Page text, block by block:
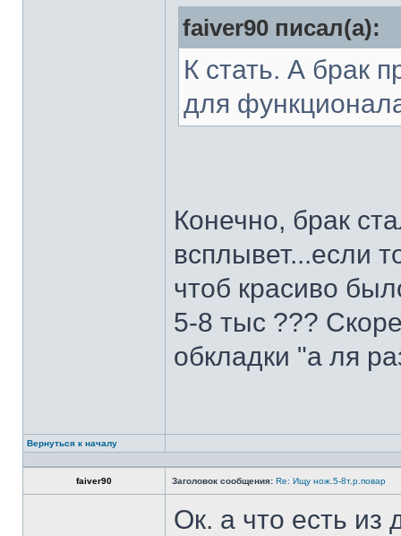
faiver90 писал(а):
К стать. А брак
для
Конечно, брак
всплывет...если
чтоб красиво
5-8 тыс ???
обкладки "а ля
Вернуться к началу
faiver90 Заголовок сообщения: Re: Ищу нож.5-8т.р.повар
Ок. а что есть из